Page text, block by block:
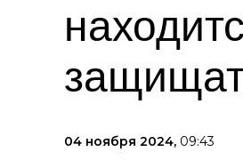
04 ноября 2024, 09:43